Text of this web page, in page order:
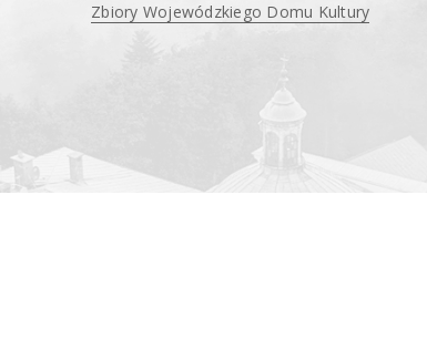
Zbiory Wojewódzkiego Domu Kultury